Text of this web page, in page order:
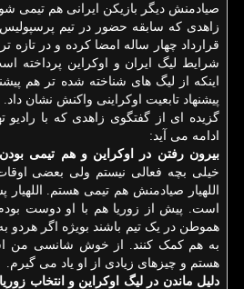
صیادمنش دیگر بازیکن ایرانی هم تیمی
زاهدی که سابقه حضور در تیم پرسپولیس
قرارداد چهار ساله امضا کرده و در تازه
شرایط لیگ ایران و اوکراین پرداخته
اینکه از لیگ های شناخته شده تر هم
پیشنهاد تابعیت اوکراینی واکنش نشان داد.
گزیده ای از گفتگوی زاهدی که با رادیو
ادامه می آید:
بیرون رفتن در اوکراین و هم تیمی
خیلی بچه فعالی نیستم ولی بعضی
اللهیار صیادمنش هم تیمی هستم.
است. پیش از زوریا هم با او دوست
هموطن در یک تیم باشند بویژه اگر هردو
به هم کمک کنند. از خوش شانسی من
هستم و چیزهای زیادی از او یاد می گیرم.
دلیل ماندن در لیگ اوکراین و انتخاب